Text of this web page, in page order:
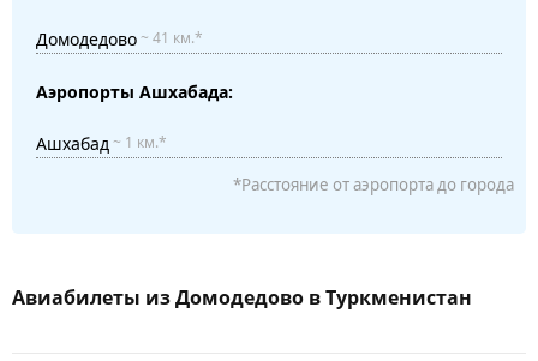
Домодедово~ 41 км.*
Аэропорты Ашхабада:
Ашхабад ~ 1 км.*
*Расстояние от аэропорта до города
Авиабилеты из Домодедово в Туркменистан